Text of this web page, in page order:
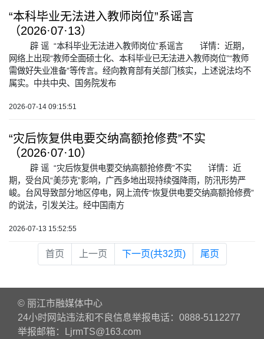
“本科毕业无法进入教师岗位”系谣言
（2026·07·13）
辟 谣 “本科毕业无法进入教师岗位”系谣言 详情：近期，
网络上出现“教师全面硕士化、本科毕业已无法进入教师岗位”“教师
需做好失业准备”等传言。经向教育部有关部门核实，上述说法均不
属实。中共中央、国务院发布
2026-07-14 09:15:51
“灾后恢复供电要交纳高额抢修费”不实
（2026·07·10）
辟 谣 “灾后恢复供电要交纳高额抢修费”不实 详情：近
期，受台风“美莎克”影响，广西多地出现持续强降雨，防汛形势严
峻。台风导致部分地区停电，网上流传“恢复供电要交纳高额抢修费”
的说法，引发关注。经中国南方
2026-07-13 15:52:55
首页 上一页 下一页(共32页) 尾页
© 丽江市融媒体中心
24小时网站违法和不良信息举报电话：0888-5112277
举报邮箱：LjrmTS@163.com